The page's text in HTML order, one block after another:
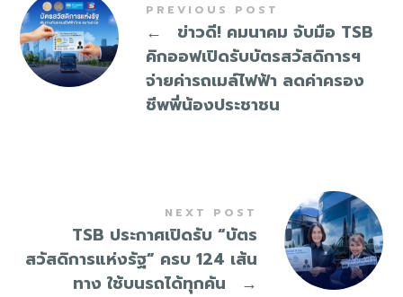
PREVIOUS POST
←
ข่าวดี! คมนาคม จับมือ TSB
คิกออฟเปิดรับบัตรสวัสดิการฯ
จ่ายค่ารถเมล์ไฟฟ้า ลดค่าครอง
ชีพพี่น้องประชาชน
NEXT POST
TSB ประกาศเปิดรับ “บัตร
สวัสดิการแห่งรัฐ” ครบ 124 เส้น
ทาง ใช้บนรถได้ทุกคัน
→